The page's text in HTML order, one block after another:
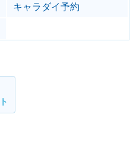
キャラダイ予約